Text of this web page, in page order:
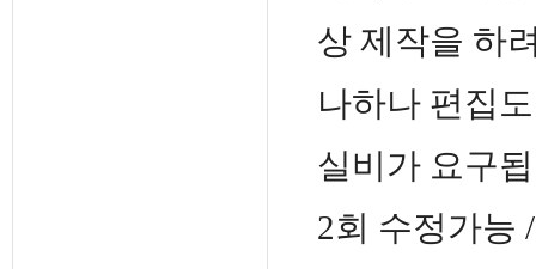
상 제작을 하
나하나 편집
실비가 요구
2회 수정가능